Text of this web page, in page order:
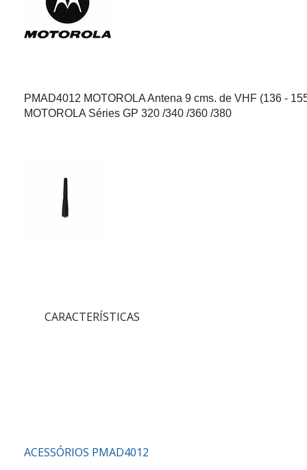
PMAD4012 MOTOROLA Antena 9 cms. de VHF (136 -
MOTOROLA Séries GP 320 /340 /360 /380
CARACTERÍSTICAS
ACESSÓRIOS PMAD4012